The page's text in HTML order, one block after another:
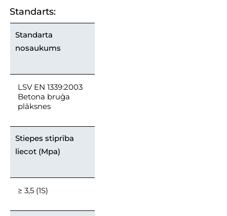
Standarts:
Standarta
nosaukums
LSV EN 1339:2003
Betona bruģa
plāksnes
Stiepes stiprība
liecot (Mpa)
≥ 3,5 (1S)